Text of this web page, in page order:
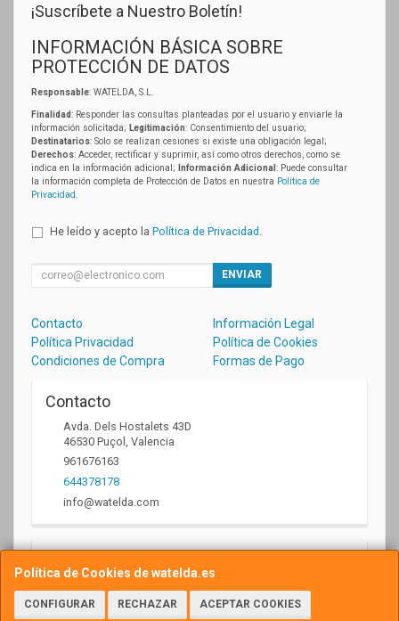
Política de Cookies de watelda.es
CONFIGURAR RECHAZAR ACEPTAR COOKIES
¡Suscríbete a Nuestro Boletín!
INFORMACIÓN BÁSICA SOBRE
PROTECCIÓN DE DATOS
Responsable: WATELDA, S.L.
Finalidad: Responder las consultas planteadas por el usuario y enviarle la
información solicitada; Legitimación: Consentimiento del usuario;
Destinatarios: Solo se realizan cesiones si existe una obligación legal;
Derechos: Acceder, rectificar y suprimir, así como otros derechos, como se
indica en la información adicional;
Información Adicional : Puede consultar
la información completa de Protección de Datos en nuestra Política de
Privacidad
He leído y acepto la Política de Privacidad
ENVIAR
Contacto
Información Legal
Política Privacidad
Política de Cookies
Condiciones de Compra
Formas de Pago
Contacto
Avda. Dels Hostalets 43D
46530 Puçol Valencia
961676163
644378178
info@watelda.com